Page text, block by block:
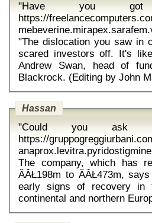
"Have you got
https://
"The dislocation you saw in
scared investors off. It's
Andrew Swan, head of
Hassan
"Could you
https://
The company, which has
ĂÂŁ198m to ĂÂŁ473m,
early signs of recovery in